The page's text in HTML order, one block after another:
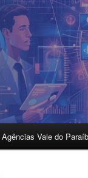
Agências Vale do